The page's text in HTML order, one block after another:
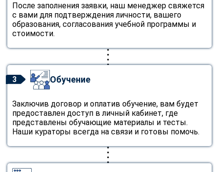
После заполнения заявки, наш менеджер свяжется
с вами для подтверждения личности, вашего
образования, согласования учебной программы и
стоимости.
3 Обучение
Заключив договор и оплатив обучение, вам будет
предоставлен доступ в личный кабинет, где
представлены обучающие материалы и тесты.
Наши кураторы всегда на связи и готовы помочь.